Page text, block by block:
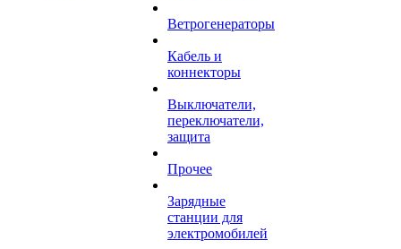
Ветрогенераторы
Кабель и
коннекторы
Выключатели,
переключатели,
защита
Прочее
Зарядные
станции для
электромобилей